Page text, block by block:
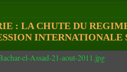
: LA CHUTE DU
INTERNATIONALE